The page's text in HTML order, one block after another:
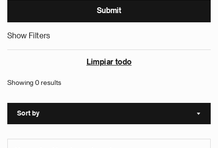
Show Filters
Limpiar todo
Showing 0 results
Sort by Sort